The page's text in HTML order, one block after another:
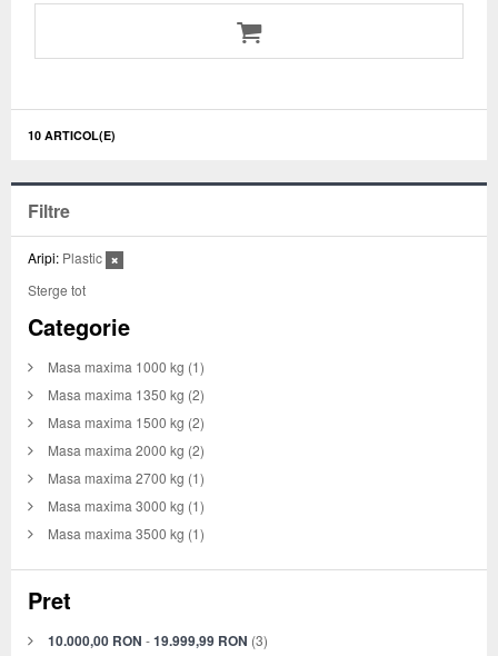
10 ARTICOL(E)
Filtre
Aripi: Plastic
Sterge tot
Categorie
Masa maxima 1000 kg (1)
Masa maxima 1350 kg (2)
Masa maxima 1500 kg (2)
Masa maxima 2000 kg (2)
Masa maxima 2700 kg (1)
Masa maxima 3000 kg (1)
Masa maxima 3500 kg (1)
Pret
10.000,00 RON -19.999,99 RON (3)